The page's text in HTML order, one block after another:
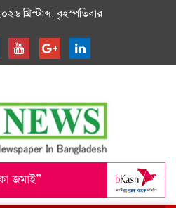
খ্রিস্টাব্দ, বৃহস্পতিবার